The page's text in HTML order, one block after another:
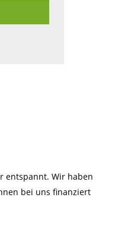
entspannt. Wir haben
bei uns finanziert